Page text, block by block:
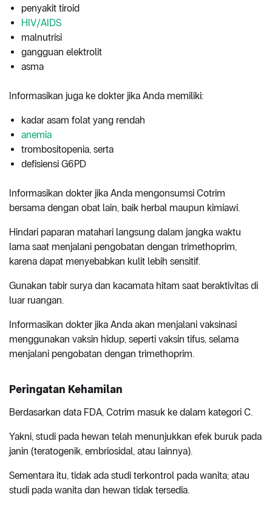
penyakit tiroid
HIV/AIDS
malnutrisi
gangguan elektrolit
asma
Informasikan juga ke dokter jika Anda memiliki:
kadar asam folat yang rendah
anemia
trombositopenia, serta
defisiensi G6PD
Informasikan dokter jika Anda mengonsumsi Cotrim
bersama dengan obat lain, baik herbal maupun kimiawi.
Hindari paparan matahari langsung dalam jangka waktu
lama saat menjalani pengobatan dengan trimethoprim,
karena dapat menyebabkan kulit lebih sensitif.
Gunakan tabir surya dan kacamata hitam saat beraktivitas di
luar ruangan.
Informasikan dokter jika Anda akan menjalani vaksinasi
menggunakan vaksin hidup, seperti vaksin tifus, selama
menjalani pengobatan dengan trimethoprim.
Peringatan Kehamilan
Berdasarkan data FDA, Cotrim masuk ke dalam kategori C.
Yakni, studi pada hewan telah menunjukkan efek buruk pada
janin (teratogenik, embriosidal, atau lainnya).
Sementara itu, tidak ada studi terkontrol pada wanita; atau
studi pada wanita dan hewan tidak tersedia.